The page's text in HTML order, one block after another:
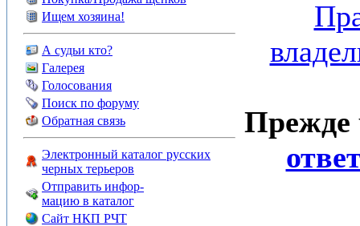
Ищем хозяина!
А судьи кто?
Галерея
Голосования
Поиск по форуму
Обратная связь
Электронный каталог русских
черных терьеров
Отправить инфор-
мацию в каталог
Сайт НКП РЧТ
Прежде